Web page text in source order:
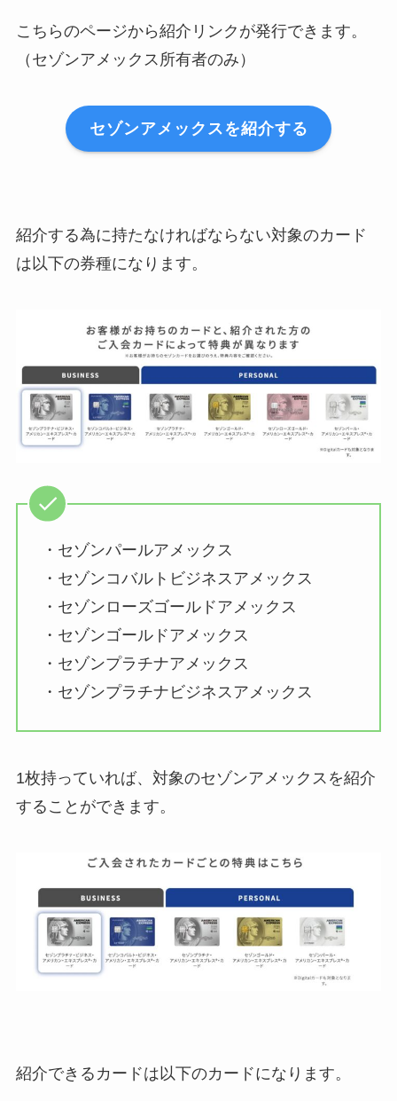
こちらのページから紹介リンクが発行できます。
（セゾンアメックス所有者のみ）
セゾンアメックスを紹介する
紹介する為に持たなければならない対象のカード
は以下の券種になります。
・セゾンパールアメックス
・セゾンコバルトビジネスアメックス
・セゾンローズゴールドアメックス
・セゾンゴールドアメックス
・セゾンプラチナアメックス
・セゾンプラチナビジネスアメックス
1枚持っていれば、対象のセゾンアメックスを紹介
することができます。
紹介できるカードは以下のカードになります。